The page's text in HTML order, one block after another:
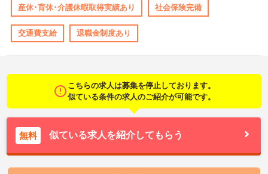
産休･育休･介護休暇取得実績あり 社会保険完備
交通費支給 退職金制度あり
こちらの求人は募集を停止しております。
似ている条件の求人のご紹介が可能です。
無料 似ている求人を紹介してもらう